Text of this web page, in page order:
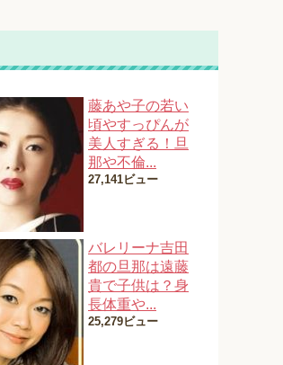
藤あや子の若い
頃やすっぴんが
美人すぎる！旦
那や不倫...
27,141ビュー
バレリーナ吉田
都の旦那は遠藤
貴で子供は？身
長体重や...
25,279ビュー